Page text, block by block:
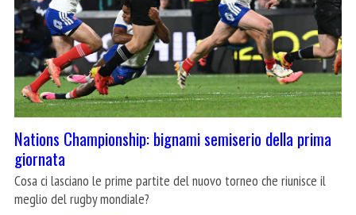
Nations Championship: bignami semiserio della prima
giornata
Cosa ci lasciano le prime partite del nuovo torneo che riunisce il
meglio del rugby mondiale?